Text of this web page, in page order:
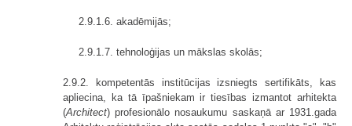
2.9.1.6. akadēmijās;
2.9.1.7. tehnoloģijas un mākslas skolās;
2.9.2. kompetentās institūcijas izsniegts sertifikāts, kas
apliecina, ka tā īpašniekam ir tiesības izmantot arhitekta
(Architect) profesionālo nosaukumu saskaņā ar 1931.gada